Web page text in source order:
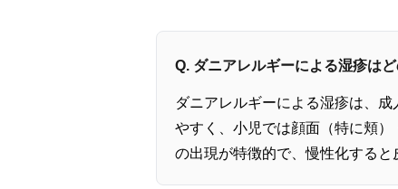
Q. ダニアレルギーによる湿疹は
ダニアレルギーによる湿疹は、
やすく、小児では顔面（特に頬
の出現が特徴的で、慢性化すると